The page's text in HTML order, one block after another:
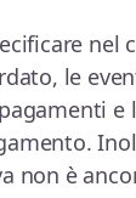
nel
le
e
non è